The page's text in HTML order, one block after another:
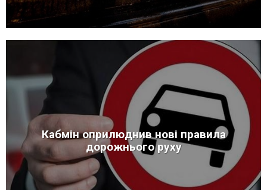
Кабмін оприлюднив нові правила
дорожнього руху